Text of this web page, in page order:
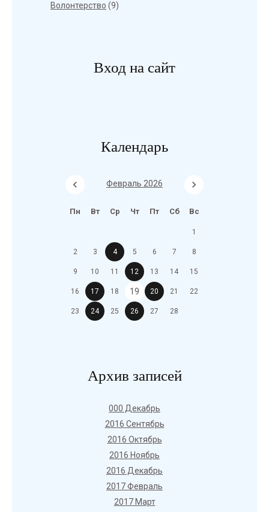
Волонтерство (9)
Вход на сайт
Календарь
Февраль 2026
Пн Вт Ср Чт Пт Сб Вс
1
2 3 4 5 6 7 8
9 10 11 12 13 14 15
16 17 18 19 20 21 22
23 24 25 26 27 28
Архив записей
000 Декабрь
2016 Сентябрь
2016 Октябрь
2016 Ноябрь
2016 Декабрь
2017 Февраль
2017 Март